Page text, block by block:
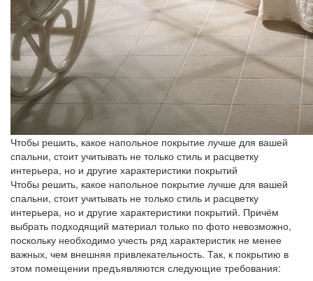
Чтобы решить, какое напольное покрытие лучше для вашей
спальни, стоит учитывать не только стиль и расцветку
интерьера, но и другие характеристики покрытий
Чтобы решить, какое напольное покрытие лучше для вашей
спальни, стоит учитывать не только стиль и расцветку
интерьера, но и другие характеристики покрытий. Причём
выбрать подходящий материал только по фото невозможно,
поскольку необходимо учесть ряд характеристик не менее
важных, чем внешняя привлекательность. Так, к покрытию в
этом помещении предъявляются следующие требования: